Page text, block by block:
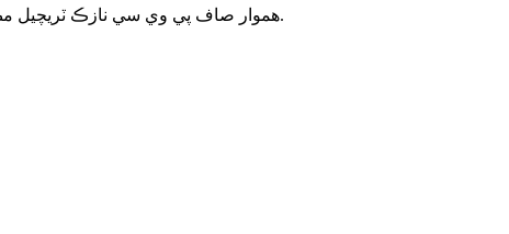
3. هموار صاف پي وي سي نازڪ ٽريچيل مڪوس جھلي کي ممڪن نقصان کي گھٽ ڪندي موثر بلغم سکشن کي يقيني بڻائي ٿو.